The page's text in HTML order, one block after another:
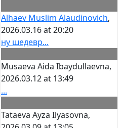
Alhaev Muslim Alaudinovich,
2026.03.16 at 20:20
ну шедевр...
Musaeva Aida Ibaydullaevna,
2026.03.12 at 13:49
...
Tataeva Ayza Ilyasovna,